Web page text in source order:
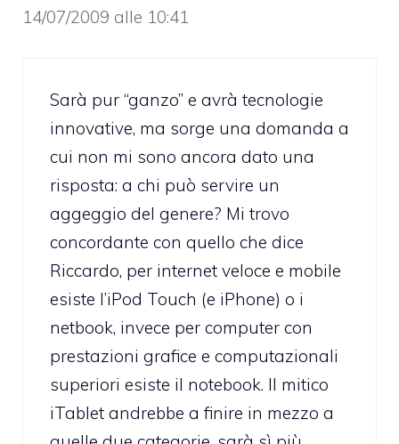
14/07/2009 alle 10:41
Sarà pur “ganzo” e avrà tecnologie
innovative, ma sorge una domanda a
cui non mi sono ancora dato una
risposta: a chi può servire un
aggeggio del genere? Mi trovo
concordante con quello che dice
Riccardo, per internet veloce e mobile
esiste l’iPod Touch (e iPhone) o i
netbook, invece per computer con
prestazioni grafice e computazionali
superiori esiste il notebook. Il mitico
iTablet andrebbe a finire in mezzo a